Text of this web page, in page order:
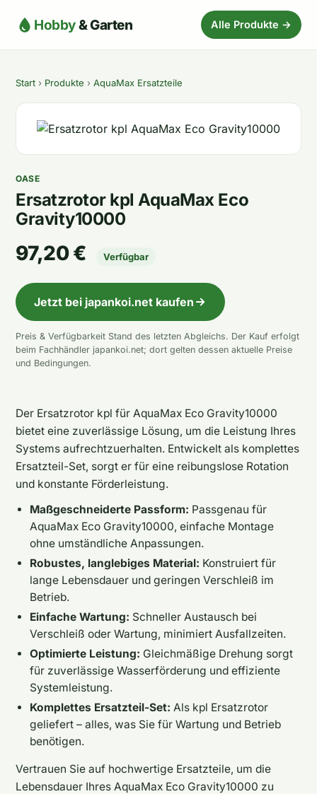
Hobby& Garten Alle Produkte →
Start › Produkte › AquaMax Ersatzteile
OASE
Ersatzrotor kpl AquaMax Eco
Gravity10000
97,20 € Verfügbar
Jetzt bei japankoi.net kaufen
Preis & Verfügbarkeit Stand des letzten Abgleichs. Der Kauf erfolgt
beim Fachhändler japankoi.net; dort gelten dessen aktuelle Preise
und Bedingungen.
Der Ersatzrotor kpl für AquaMax Eco Gravity10000
bietet eine zuverlässige Lösung, um die Leistung Ihres
Systems aufrechtzuerhalten. Entwickelt als komplettes
Ersatzteil-Set, sorgt er für eine reibungslose Rotation
und konstante Förderleistung.
Maßgeschneiderte Passform: Passgenau für
AquaMax Eco Gravity10000, einfache Montage
ohne umständliche Anpassungen.
Robustes, langlebiges Material: Konstruiert für
lange Lebensdauer und geringen Verschleiß im
Betrieb.
Einfache Wartung: Schneller Austausch bei
Verschleiß oder Wartung, minimiert Ausfallzeiten.
Optimierte Leistung: Gleichmäßige Drehung sorgt
für zuverlässige Wasserförderung und effiziente
Systemleistung.
Komplettes Ersatzteil-Set: Als kpl Ersatzrotor
geliefert – alles, was Sie für Wartung und Betrieb
benötigen.
Vertrauen Sie auf hochwertige Ersatzteile, um die
Lebensdauer Ihres AquaMax Eco Gravity10000 zu